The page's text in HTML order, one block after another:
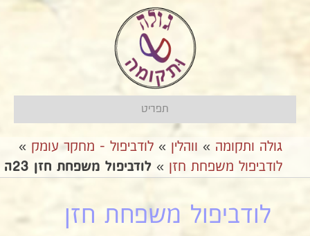
תפריט
גולה ותקומה » ווהלין » לודביפול - מחקר עומק »
לודביפול משפחת חזן » לודביפול משפחת חזן 23ה
לודביפול משפחת חזן